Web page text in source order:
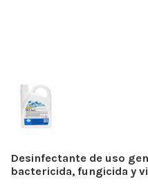
Desinfectante de uso
bactericida, fungicida y